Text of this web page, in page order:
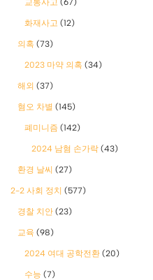
교통사고 (67)
화재사고 (12)
의혹 (73)
2023 마약 의혹 (34)
해외 (37)
혐오 차별 (145)
폐미니즘 (142)
2024 남혐 손가락 (43)
환경 날씨 (27)
2-2 사회 정치 (577)
경찰 치안 (23)
교육 (98)
2024 여대 공학전환 (20)
수능 (7)